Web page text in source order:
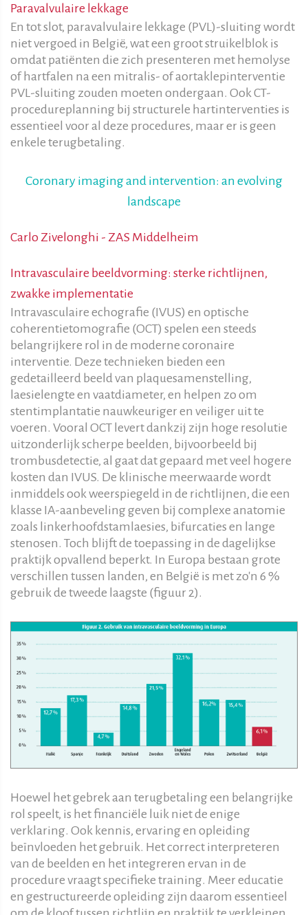
Paravalvulaire lekkage
En tot slot, paravalvulaire lekkage (PVL)-sluiting wordt
niet vergoed in België, wat een groot struikelblok is
omdat patiënten die zich presenteren met hemolyse
of hartfalen na een mitralis- of aortaklepinterventie
PVL-sluiting zouden moeten ondergaan. Ook CT-
procedureplanning bij structurele hartinterventies is
essentieel voor al deze procedures, maar er is geen
enkele terugbetaling.
Coronary imaging and intervention: an evolving
landscape
Carlo Zivelonghi - ZAS Middelheim
Intravasculaire beeldvorming: sterke richtlijnen,
zwakke implementatie
Intravasculaire echografie (IVUS) en optische
coherentietomografie (OCT) spelen een steeds
belangrijkere rol in de moderne coronaire
interventie. Deze technieken bieden een
gedetailleerd beeld van plaquesamenstelling,
laesielengte en vaatdiameter, en helpen zo om
stentimplantatie nauwkeuriger en veiliger uit te
voeren. Vooral OCT levert dankzij zijn hoge resolutie
uitzonderlijk scherpe beelden, bijvoorbeeld bij
trombusdetectie, al gaat dat gepaard met veel hogere
kosten dan IVUS. De klinische meerwaarde wordt
inmiddels ook weerspiegeld in de richtlijnen, die een
klasse IA-aanbeveling geven bij complexe anatomie
zoals linkerhoofdstamlaesies, bifurcaties en lange
stenosen. Toch blijft de toepassing in de dagelijkse
praktijk opvallend beperkt. In Europa bestaan grote
verschillen tussen landen, en België is met zo'n 6 %
gebruik de tweede laagste (figuur 2).
Hoewel het gebrek aan terugbetaling een belangrijke
rol speelt, is het financiële luik niet de enige
verklaring. Ook kennis, ervaring en opleiding
beïnvloeden het gebruik. Het correct interpreteren
van de beelden en het integreren ervan in de
procedure vraagt specifieke training. Meer educatie
en gestructureerde opleiding zijn daarom essentieel